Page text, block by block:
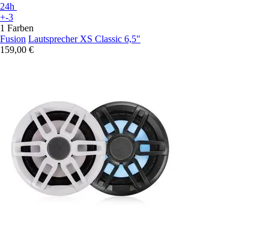
24h
+-3
1 Farben
Fusion Lautsprecher XS Classic 6,5"
159,00 €